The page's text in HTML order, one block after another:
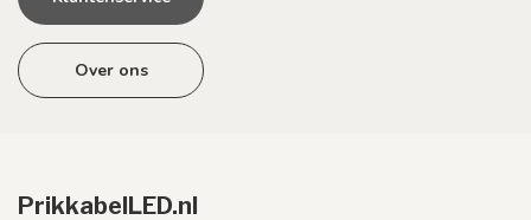
Over ons
PrikkabelLED.nl